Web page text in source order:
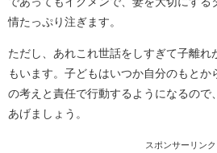
情たっぷり注ぎます。
ただし、あれこれ世話をしすぎて子離れ
もいます。子どもはいつか自分のもとか
の考えと責任で行動するようになるので
あげましょう。
スポンサーリンク